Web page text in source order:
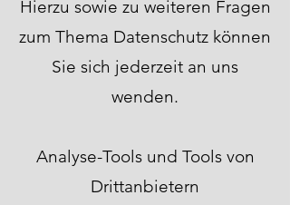
Hierzu sowie zu weiteren Fragen
zum Thema Datenschutz können
Sie sich jederzeit an uns
wenden.
Analyse-Tools und Tools von
Drittanbietern